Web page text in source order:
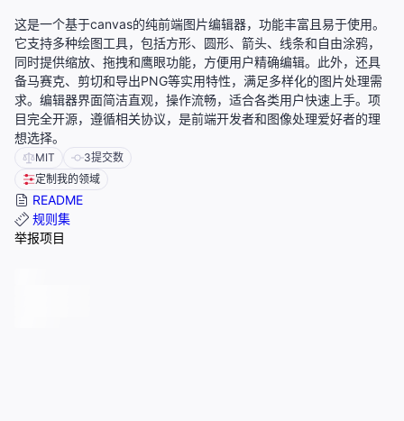
这是一个基于canvas的纯前端图片编辑器，功能丰富且易于使用。
它支持多种绘图工具，包括方形、圆形、箭头、线条和自由涂鸦，
同时提供缩放、拖拽和鹰眼功能，方便用户精确编辑。此外，还具
备马赛克、剪切和导出PNG等实用特性，满足多样化的图片处理需
求。编辑器界面简洁直观，操作流畅，适合各类用户快速上手。项
目完全开源，遵循相关协议，是前端开发者和图像处理爱好者的理
想选择。
MIT 3提交数
定制我的领域
README
规则集
举报项目